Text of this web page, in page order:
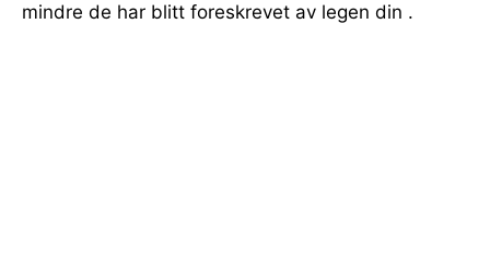
mindre de har blitt foreskrevet av legen din .